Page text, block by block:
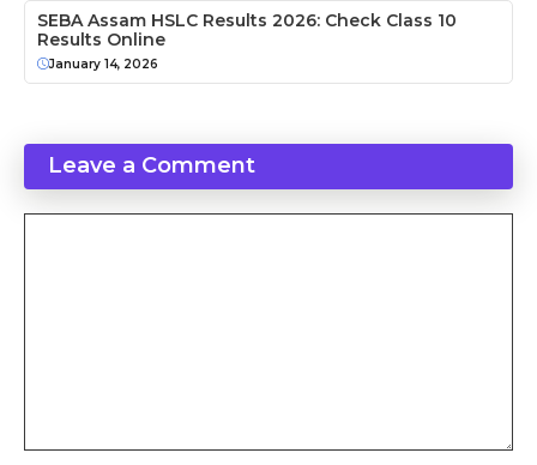
SEBA Assam HSLC Results 2026: Check Class 10
Results Online
January 14, 2026
Leave a Comment